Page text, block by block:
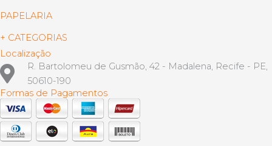
PAPELARIA
+ CATEGORIAS
Localização
R. Bartolomeu de Gusmão, 42 - Madalena, Recife - PE,
50610-190
Formas de Pagamentos